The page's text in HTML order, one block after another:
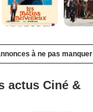
à ne pas manquer
actus Ciné &